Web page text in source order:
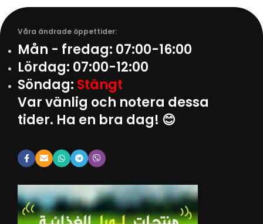
Våra ändrade öppettider:
Mån - fredag: 07:00-16:00
Lördag: 07:00-12:00
Söndag: Stängt
Var vänlig och notera dessa
tider. Ha en bra dag! 😊